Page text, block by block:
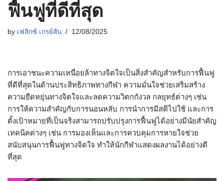
ฟื้นฟูที่ดีที่สุด
by เฟลิกซ์ เกรย์สัน 12/08/2025
การเอาชนะความเหนื่อยล้าทางจิตใจเป็นสิ่งสำคัญสำหรับการฟื้นฟู
ที่ดีที่สุดในด้านประสิทธิภาพทางกีฬา ความมั่นใจช่วยเสริมสร้าง
ความยืดหยุ่นทางจิตใจและลดความวิตกกังวล กลยุทธ์ต่างๆ เช่น
การให้ความสำคัญกับการนอนหลับ การนำการมีสติไปใช้ และการ
ตั้งเป้าหมายที่เป็นจริงสามารถปรับปรุงการฟื้นฟูได้อย่างมีนัยสำคัญ
เทคนิคต่างๆ เช่น การมองเห็นและการควบคุมการหายใจช่วย
สนับสนุนการฟื้นฟูทางจิตใจ ทำให้นักกีฬาแสดงผลงานได้อย่างดี
ที่สุด